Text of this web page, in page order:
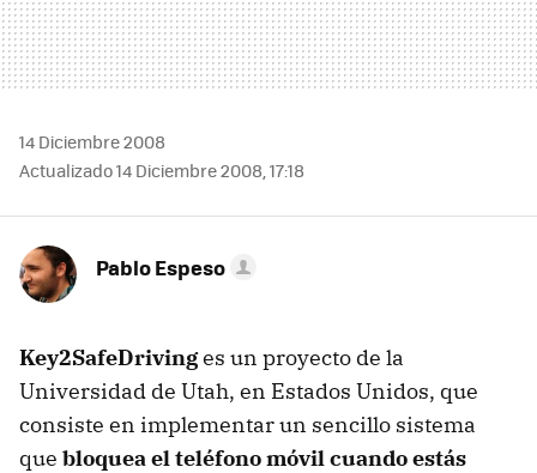
14 Diciembre 2008
Actualizado 14 Diciembre 2008, 17:18
Pablo Espeso
Key2SafeDrivinges un proyecto de la
Universidad de Utah, en Estados Unidos, que
consiste en implementar un sencillo sistema
que bloquea el teléfono móvil cuando estás